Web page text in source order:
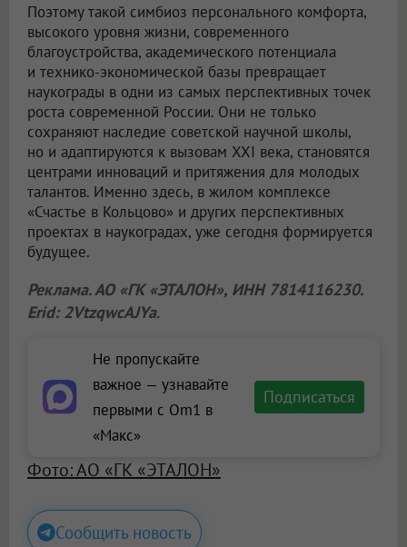
Поэтому такой симбиоз персонального комфорта,
высокого уровня жизни, современного
благоустройства, академического потенциала
и технико-экономической базы превращает
наукограды в одни из самых перспективных точек
роста современной России. Они не только
сохраняют наследие советской научной школы,
но и адаптируются к вызовам XXI века, становятся
центрами инноваций и притяжения для молодых
талантов. Именно здесь, в жилом комплексе
«Счастье в Кольцово» и других перспективных
проектах в наукоградах, уже сегодня формируется
будущее.
Реклама. АО «ГК «ЭТАЛОН», ИНН 7814116230.
Erid: 2VtzqwcAJYa.
Не пропускайте
важное — узнавайте
первыми с Om1 в
«Макс»
Подписаться
Фото: АО «ГК «ЭТАЛОН»
Сообщить новость